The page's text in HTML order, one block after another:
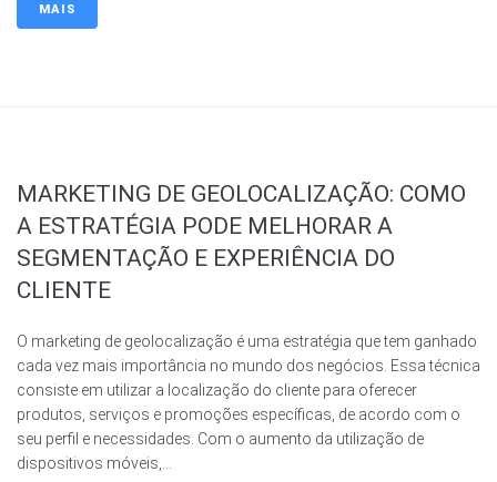
MAIS
MARKETING DE GEOLOCALIZAÇÃO: COMO
A ESTRATÉGIA PODE MELHORAR A
SEGMENTAÇÃO E EXPERIÊNCIA DO
CLIENTE
O marketing de geolocalização é uma estratégia que tem ganhado
cada vez mais importância no mundo dos negócios. Essa técnica
consiste em utilizar a localização do cliente para oferecer
produtos, serviços e promoções específicas, de acordo com o
seu perfil e necessidades. Com o aumento da utilização de
dispositivos móveis,...